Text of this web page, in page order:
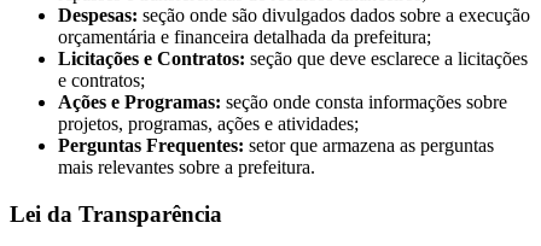
Despesas: seção onde são divulgados dados sobre a execução
orçamentária e financeira detalhada da prefeitura;
Licitações e Contratos: seção que deve esclarece a licitações
e contratos;
Ações e Programas: seção onde consta informações sobre
projetos, programas, ações e atividades;
Perguntas Frequentes: setor que armazena as perguntas
mais relevantes sobre a prefeitura.
Lei da Transparência